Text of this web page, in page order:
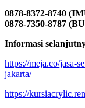
0878-8372-8740
0878-7350-8787
Informasi
https://meja.co/jasa-
jakarta/
https://